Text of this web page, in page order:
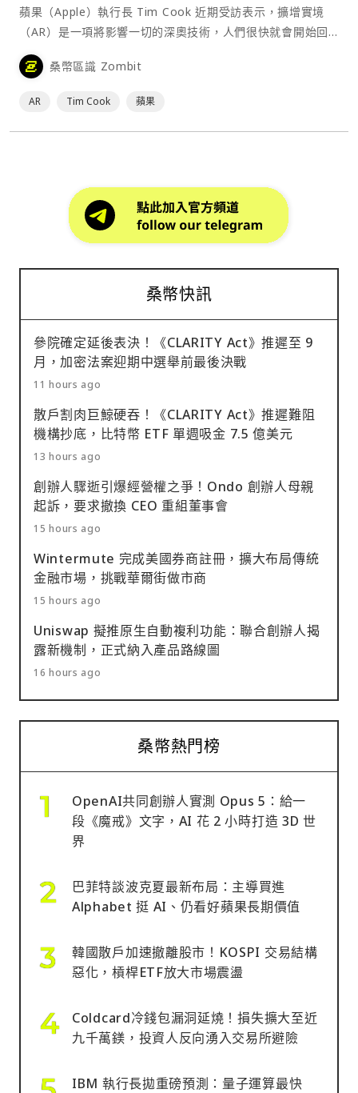
蘋果（Apple）執行長 Tim Cook 近期受訪表示，擴增實境
（AR）是一項將影響一切的深奧技術，人們很快就會開始回
顧這段沒有 AR 的日子是如何渡過的。而當談及元宇宙
（Metaverse）時，Cook 表示，自己真的不確定一般人是否
桑幣區識 Zombit
AR Tim Cook 蘋果
桑幣快訊
參院確定延後表決！《CLARITY Act》推遲至 9
月，加密法案迎期中選舉前最後決戰
11 hours ago
散戶割肉巨鯨硬吞！《CLARITY Act》推遲難阻
機構抄底，比特幣 ETF 單週吸金 7.5 億美元
13 hours ago
創辦人驟逝引爆經營權之爭！Ondo 創辦人母親
起訴，要求撤換 CEO 重組董事會
15 hours ago
Wintermute 完成美國券商註冊，擴大布局傳統
金融市場，挑戰華爾街做市商
15 hours ago
Uniswap 擬推原生自動複利功能：聯合創辦人揭
露新機制，正式納入產品路線圖
16 hours ago
桑幣熱門榜
OpenAI共同創辦人實測 Opus 5：給一
段《魔戒》文字，AI 花 2 小時打造 3D 世
界
巴菲特談波克夏最新布局：主導買進
Alphabet 挺 AI、仍看好蘋果長期價值
韓國散戶加速撤離股市！KOSPI 交易結構
惡化，槓桿ETF放大市場震盪
Coldcard冷錢包漏洞延燒！損失擴大至近
九千萬鎂，投資人反向湧入交易所避險
IBM 執行長拋重磅預測：量子運算最快